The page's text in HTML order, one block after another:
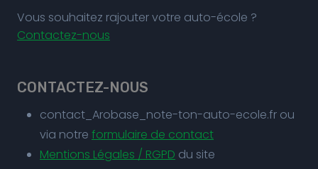
Vous souhaitez rajouter votre auto-école ?
Contactez-nous
CONTACTEZ-NOUS
contact_Arobase_note-ton-auto-ecole.fr ou
via notre formulaire de contact
Mentions Légales / RGPD du site